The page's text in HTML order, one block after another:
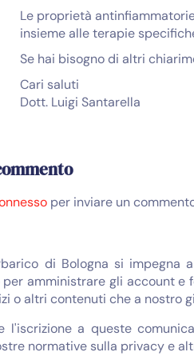
Le proprietà
insieme alle terapie
Se hai bisogno di altri
Cari saluti
Dott. Luigi Santarella
per inviare un
di Bologna si impegna
per amministrare gli account
o altri contenuti che a nostro
l'iscrizione a queste
normative sulla privacy e